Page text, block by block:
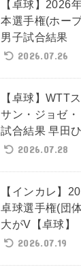
【卓球】2026
本選手権(ホー
男子試合結果
2026.07.26
【卓球】WTT
サン・ジョゼ
試合結果 早田
2026.07.28
【インカレ】
卓球選手権(団
大がV【卓球】
2026.07.19